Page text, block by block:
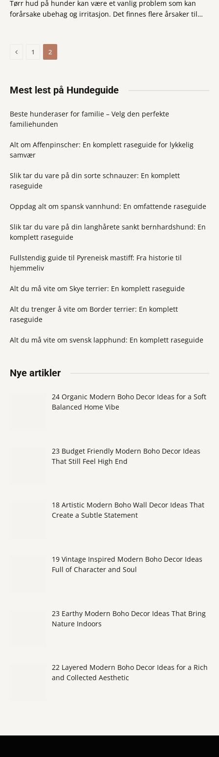
Tørr hud på hunder kan være et vanlig problem som kan
forårsake ubehag og irritasjon. Det finnes flere årsaker til…
Previous
1 2
Mest lest på Hundeguide
Beste hunderaser for familie – Velg den perfekte
familiehunden
Alt om Affenpinscher: En komplett raseguide for lykkelig
samvær
Slik tar du vare på din sorte schnauzer: En komplett
raseguide
Oppdag alt om spansk vannhund: En omfattende raseguide
Slik tar du vare på din langhårete sankt bernhardshund: En
komplett raseguide
Fullstendig guide til Pyreneisk mastiff: Fra historie til
hjemmeliv
Alt du må vite om Skye terrier: En komplett raseguide
Alt du trenger å vite om Border terrier: En komplett
raseguide
Alt du må vite om svensk lapphund: En komplett raseguide
Nye artikler
24 Organic Modern Boho Decor Ideas for a Soft
Balanced Home Vibe
23 Budget Friendly Modern Boho Decor Ideas
That Still Feel High End
18 Artistic Modern Boho Wall Decor Ideas That
Create a Subtle Statement
19 Vintage Inspired Modern Boho Decor Ideas
Full of Character and Soul
23 Earthy Modern Boho Decor Ideas That Bring
Nature Indoors
22 Layered Modern Boho Decor Ideas for a Rich
and Collected Aesthetic